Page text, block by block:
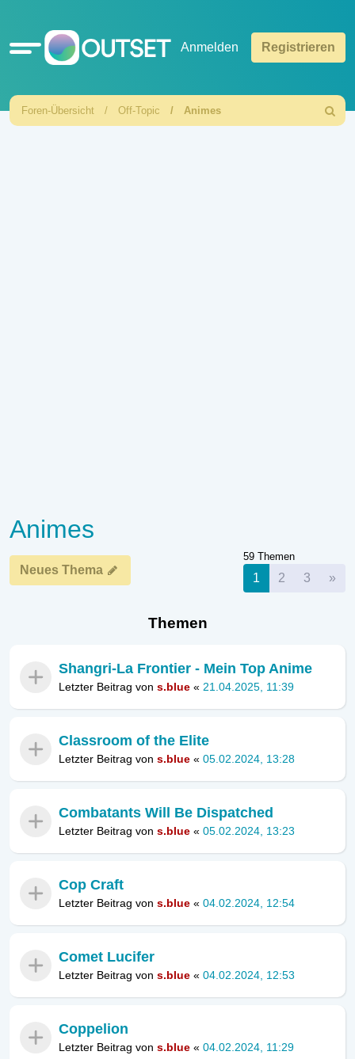
Schnellzugriff Anmelden Registrieren
Foren-Übersicht Off-Topic Animes
Suche
Animes
Neues Thema
59 Themen
1 2 3 »
Themen
Shangri-La Frontier - Mein Top Anime
Letzter Beitrag von s.blue « 21.04.2025, 11:39
Classroom of the Elite
Letzter Beitrag von s.blue « 05.02.2024, 13:28
Combatants Will Be Dispatched
Letzter Beitrag von s.blue « 05.02.2024, 13:23
Cop Craft
Letzter Beitrag von s.blue « 04.02.2024, 12:54
Comet Lucifer
Letzter Beitrag von s.blue « 04.02.2024, 12:53
Coppelion
Letzter Beitrag von s.blue « 04.02.2024, 11:29